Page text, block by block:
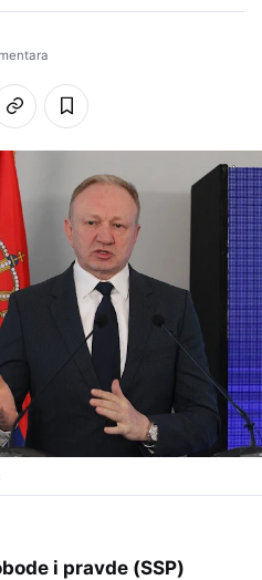
i pravde (SSP)